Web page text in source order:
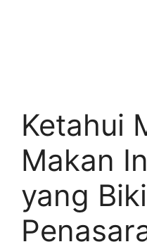
Ketahui
Makan
yang